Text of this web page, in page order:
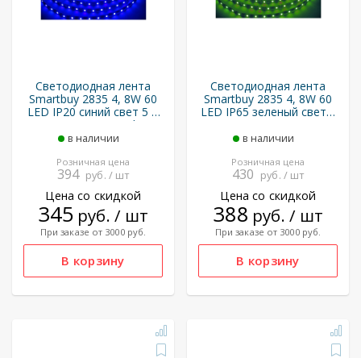
Светодиодная лента
Smartbuy 2835 4, 8W 60
LED IP20 синий свет 5 м
(SBL-IP20-4_8-Bl)
в наличии
Розничная цена
394 руб. / шт
Цена со скидкой
345 руб. / шт
При заказе от 3000 руб.
Светодиодная лента
Smartbuy 2835 4, 8W 60
LED IP65 зеленый свет 5
в наличии
Розничная цена
430 руб. / шт
Цена со скидкой
388 руб. / шт
При заказе от 3000 руб.